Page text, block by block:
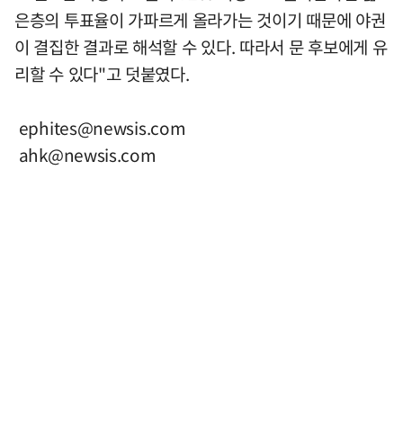
은층의 투표율이 가파르게 올라가는 것이기 때문에 야권
이 결집한 결과로 해석할 수 있다. 따라서 문 후보에게 유
리할 수 있다"고 덧붙였다.
ephites@newsis.com
ahk@newsis.com